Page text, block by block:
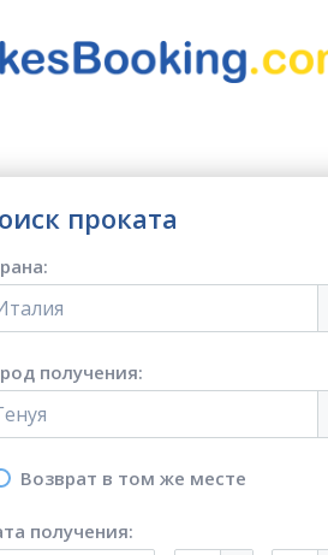
проката
получения:
Возврат в том же месте
получения: